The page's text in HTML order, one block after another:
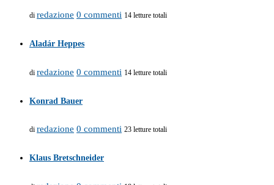
di redazione 0 commenti 14 letture totali
Aladár Heppes
di redazione 0 commenti 14 letture totali
Konrad Bauer
di redazione 0 commenti 23 letture totali
Klaus Bretschneider